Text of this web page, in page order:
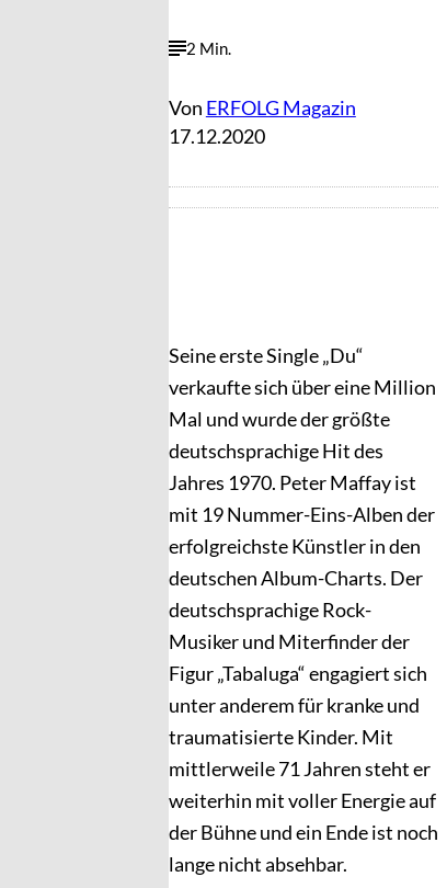
2 Min.
Von ERFOLG Magazin
17.12.2020
Seine erste Single „Du“
verkaufte sich über eine Million
Mal und wurde der größte
deutschsprachige Hit des
Jahres 1970. Peter Maffay ist
mit 19 Nummer-Eins-Alben der
erfolgreichste Künstler in den
deutschen Album-Charts. Der
deutschsprachige Rock-
Musiker und Miterfinder der
Figur „Tabaluga“ engagiert sich
unter anderem für kranke und
traumatisierte Kinder. Mit
mittlerweile 71 Jahren steht er
weiterhin mit voller Energie auf
der Bühne und ein Ende ist noch
lange nicht absehbar.